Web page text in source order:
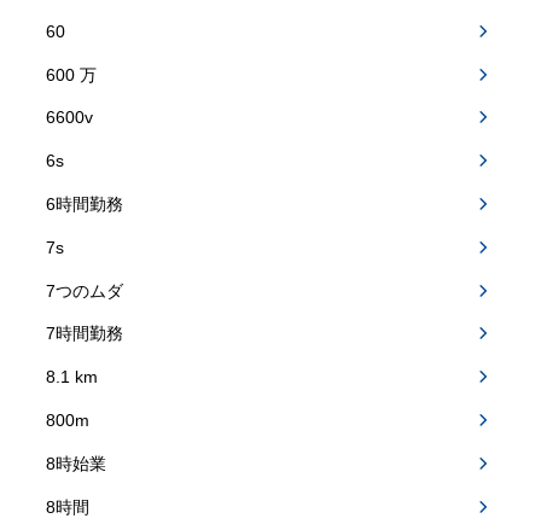
60
600 万
6600v
6s
6時間勤務
7s
7つのムダ
7時間勤務
8.1 km
800m
8時始業
8時間